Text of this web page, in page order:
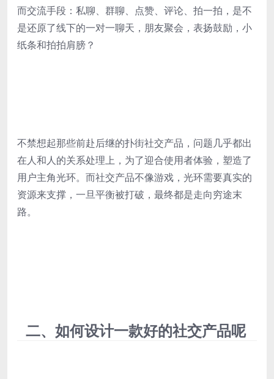
而交流手段：私聊、群聊、点赞、评论、拍一拍，是不
是还原了线下的一对一聊天，朋友聚会，表扬鼓励，小
纸条和拍拍肩膀？
不禁想起那些前赴后继的扑街社交产品，问题几乎都出
在人和人的关系处理上，为了迎合使用者体验，塑造了
用户主角光环。而社交产品不像游戏，光环需要真实的
资源来支撑，一旦平衡被打破，最终都是走向穷途末
路。
二、如何设计一款好的社交产品呢